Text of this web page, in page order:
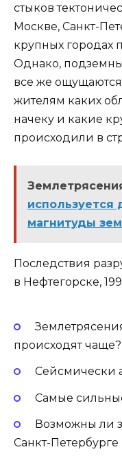
стыков
Москве, Санкт-
крупных городах
Однако,
все же
жителям каких
начеку и какие
происходили в
используется
магнитуды
Последствия
в Нефтегорске,
происходят чаще?
Сейсмически
Самые
Возможны ли
Санкт-Петербурге